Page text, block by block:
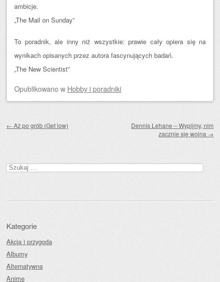
ambicje.
„The Mail on Sunday”
To poradnik, ale inny niż wszystkie: prawie cały opiera się na
wynikach opisanych przez autora fascynujących badań.
„The New Scientist”
Opublikowanow Hobby i poradniki
← Aż po grób (Get low)
Dennis Lehane – Wypijmy, nim
zacznie się wojna →
Szukaj:
Kategorie
Akcja i przygoda
Albumy
Alternatywna
Anime